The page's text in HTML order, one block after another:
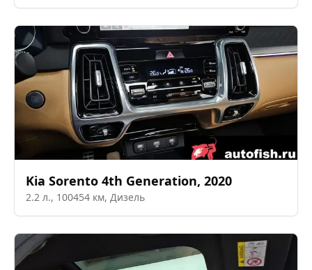
Kia Sorento 4th Generation, 2020
2.2 л., 100454 км, Дизель